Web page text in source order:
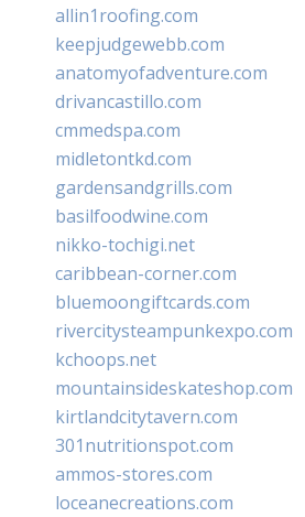
allin1roofing.com
keepjudgewebb.com
anatomyofadventure.com
drivancastillo.com
cmmedspa.com
midletontkd.com
gardensandgrills.com
basilfoodwine.com
nikko-tochigi.net
caribbean-corner.com
bluemoongiftcards.com
rivercitysteampunkexpo.com
kchoops.net
mountainsideskateshop.com
kirtlandcitytavern.com
301nutritionspot.com
ammos-stores.com
loceanecreations.com